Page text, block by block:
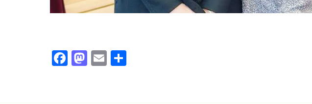
Facebook
Mastodon
Email